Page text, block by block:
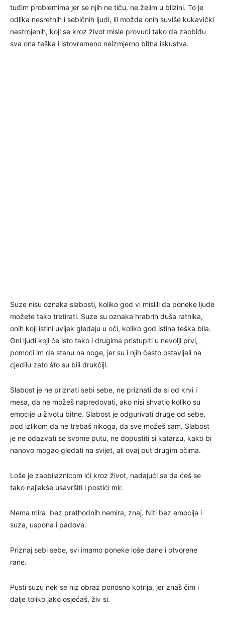
tuđim problemima jer se njih ne tiču, ne želim u blizini. To je
odlika nesretnih i sebičnih ljudi, ili možda onih suviše kukavički
nastrojenih, koji se kroz život misle provući tako da zaobiđu
sva ona teška i istovremeno neizmjerno bitna iskustva.
Suze nisu oznaka slabosti, koliko god vi mislili da poneke ljude
možete tako tretirati. Suze su oznaka hrabrih duša ratnika,
onih koji istini uvijek gledaju u oči, koliko god istina teška bila.
Oni ljudi koji će isto tako i drugima pristupiti u nevolji prvi,
pomoći im da stanu na noge, jer su i njih često ostavljali na
cjedilu zato što su bili drukčiji.
Slabost je ne priznati sebi sebe, ne priznati da si od krvi i
mesa, da ne možeš napredovati, ako nisi shvatio koliko su
emocije u životu bitne. Slabost je odgurivati druge od sebe,
pod izlikom da ne trebaš nikoga, da sve možeš sam. Slabost
je ne odazvati se svome putu, ne dopustiti si katarzu, kako bi
nanovo mogao gledati na svijet, ali ovaj put drugim očima.
Loše je zaobilaznicom ići kroz život, nadajući se da ćeš se
tako najlakše usavršiti i postići mir.
Nema mira bez prethodnih nemira, znaj. Niti bez emocija i
suza, uspona i padova.
Priznaj sebi sebe, svi imamo poneke loše dane i otvorene
rane.
Pusti suzu nek se niz obraz ponosno kotrlja, jer znaš čim i
dalje toliko jako osjećaš, živ si.